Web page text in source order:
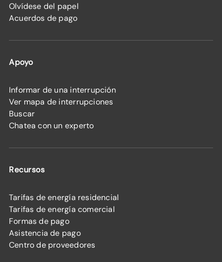
Olvídese del papel
Acuerdos de pago
Apoyo
Informar de una interrupción
Ver mapa de interrupciones
Buscar
Chatea con un experto
Recursos
Tarifas de energía residencial
Tarifas de energía comercial
Formas de pago
Asistencia de pago
Centro de proveedores